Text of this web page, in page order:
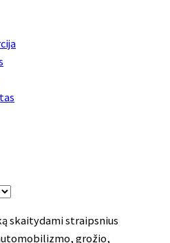
skaitydami straipsnius
grožio,